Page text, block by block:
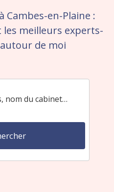
Cambes-en-Plaine :
meilleurs experts-
de moi